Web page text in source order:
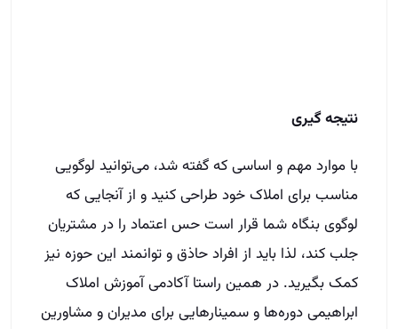
ابراهیمی دوره‌ها و سمینارهایی برای مدیران و مشاورین
املاک برگزار می‌کند. با شرکت در این دوره‌ها شما
می‌توانید از مسائل مهم‌ در خصوص طراحی لوگو دفتر
املاک‌ آگاه شوید و با اطلاعات بدست‌آمده‌ لوگوی خود را
به راحتی طراحی کنید.
سوال داری شمارتو بذار